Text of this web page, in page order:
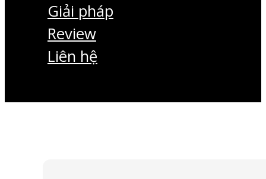
Giải pháp
Review
Liên hệ